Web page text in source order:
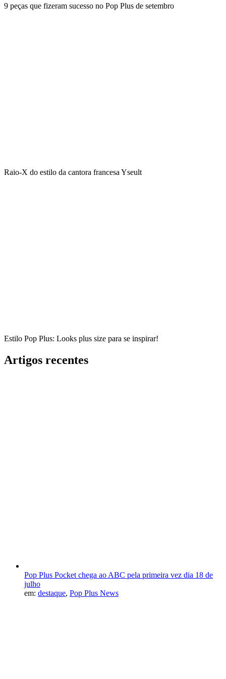
9 peças que fizeram sucesso no Pop Plus de setembro
Raio-X do estilo da cantora francesa Yseult
Estilo Pop Plus: Looks plus size para se inspirar!
Artigos recentes
Pop Plus Pocket chega ao ABC pela primeira vez dia 18 de
julho
em: destaque, Pop Plus News